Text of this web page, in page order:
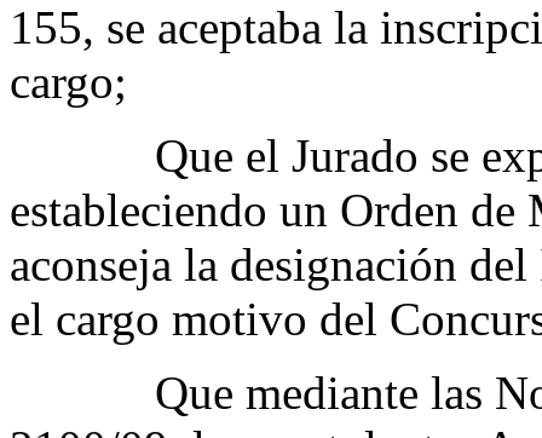
155, se aceptaba la
cargo;
Que el Jurado se
estableciendo un Orden
aconseja la designación
el cargo motivo del
Que mediante las